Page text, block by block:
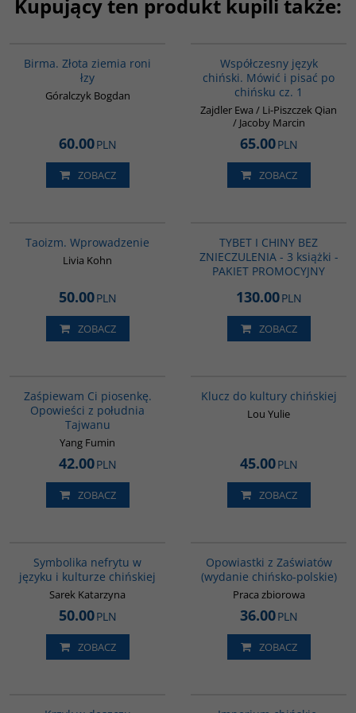
Kupujący ten produkt kupili także:
Birma. Złota ziemia roni
łzy
Góralczyk Bogdan
60.00PLN
ZOBACZ
Współczesny język
chiński. Mówić i pisać po
chińsku cz. 1
Zajdler Ewa / Li-Piszczek Qian
/ Jacoby Marcin
65.00PLN
ZOBACZ
Taoizm. Wprowadzenie
Livia Kohn
50.00PLN
ZOBACZ
TYBET I CHINY BEZ
ZNIECZULENIA - 3 książki -
PAKIET PROMOCYJNY
130.00PLN
ZOBACZ
Zaśpiewam Ci piosenkę.
Opowieści z południa
Tajwanu
Yang Fumin
42.00PLN
ZOBACZ
Klucz do kultury chińskiej
Lou Yulie
45.00PLN
ZOBACZ
Symbolika nefrytu w
języku i kulturze chińskiej
Sarek Katarzyna
50.00PLN
ZOBACZ
Opowiastki z Zaświatów
(wydanie chińsko-polskie)
Praca zbiorowa
36.00PLN
ZOBACZ